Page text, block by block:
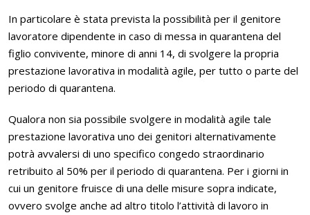
In particolare è stata prevista la possibilità per il genitore
lavoratore dipendente in caso di messa in quarantena del
figlio convivente, minore di anni 14, di svolgere la propria
prestazione lavorativa in modalità agile, per tutto o parte del
periodo di quarantena.
Qualora non sia possibile svolgere in modalità agile tale
prestazione lavorativa uno dei genitori alternativamente
potrà avvalersi di uno specifico congedo straordinario
retribuito al 50% per il periodo di quarantena. Per i giorni in
cui un genitore fruisce di una delle misure sopra indicate,
ovvero svolge anche ad altro titolo l’attività di lavoro in